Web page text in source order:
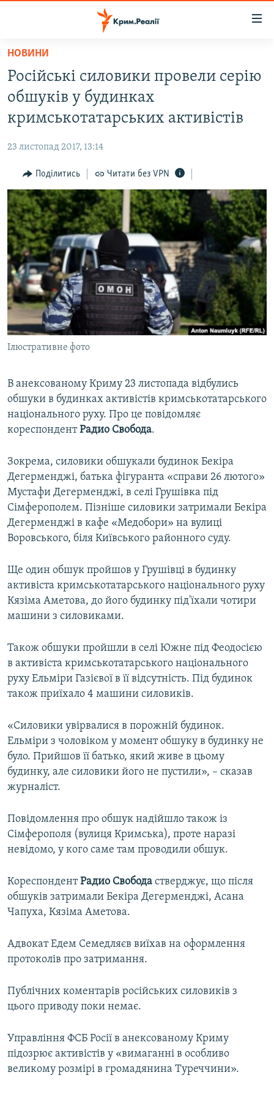
Перейти
основного
матеріалу
Перейти
до
основної
Перейти
до
пошуку
ВОДА.КРИМ
ВІДЕО ТА ФОТО
БЛОГИ
ПОГЛЯД
ІНТЕРВ'Ю
ВСЕ ЗА ДЕНЬ
СПЕЦПРОЕКТИ
ДЕПОРТАЦІЯ
ВІДЕОУРОКИ «ELIFBE»
СВІДЧЕННЯ ОКУПАЦІЇ
УКРАЇНСЬКА ПРОБЛЕМА КРИМУ
ІНФОГРАФІКА
ЯК ОБІЙТИ БЛОКУВАННЯ
Русский
Qırımtatar
ДОЛУЧАЙСЯ!
Усі сайти RFE/RL
НОВИНИ
Російські силовики провели серію
обшуків у будинках
кримськотатарських активістів
23 листопад 2017, 13:14
Поділитись Читати без VPN
Ілюстративне фото
В анексованому Криму 23 листопада відбулись
обшуки в будинках активістів кримськотатарського
національного руху. Про це повідомляє
кореспондентРадио Свобода.
Зокрема, силовики обшукали будинок Бекіра
Дегерменджі, батька фігуранта «справи 26 лютого»
Мустафи Дегерменджі, в селі Грушівка під
Сімферополем. Пізніше силовики затримали Бекіра
Дегерменджі в кафе «Медобори» на вулиці
Воровського, біля Київського районного суду.
Ще один обшук пройшов у Грушівці в будинку
активіста кримськотатарського національного руху
Кязіма Аметова, до його будинку під'їхали чотири
машини з силовиками.
Також обшуки пройшли в селі Южне під Феодосією
в активіста кримськотатарського національного
руху Ельміри Газієвої в її відсутність. Під будинок
також приїхало 4 машини силовиків.
«Силовики увірвалися в порожній будинок.
Ельміри з чоловіком у момент обшуку в будинку не
було. Прийшов її батько, який живе в цьому
будинку, але силовики його не пустили», – сказав
журналіст.
Повідомлення про обшук надійшло також із
Сімферополя (вулиця Кримська), проте наразі
невідомо, у кого саме там проводили обшук.
КореспондентРадио Свобода стверджує, що після
обшуків затримали Бекіра Дегерменджі, Асана
Чапуха, Кязіма Аметова.
Адвокат Едем Семедляєв виїхав на оформлення
протоколів про затримання.
Публічних коментарів російських силовиків з
цього приводу поки немає.
Управління ФСБ Росії в анексованому Криму
підозрює активістів у «вимаганні в особливо
великому розмірі в громадянина Туреччини».